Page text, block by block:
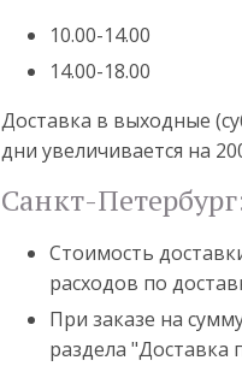
10.00-14.00
14.00-18.00
Доставка в выходные
дни увеличивается на
Санкт-
Стоимость
расходов по
При заказе на
раздела "Доставка